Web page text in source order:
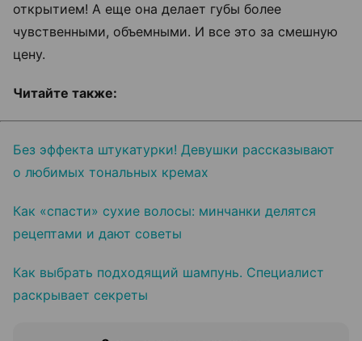
открытием! А еще она делает губы более
чувственными, объемными. И все это за смешную
цену.
Читайте также:
Без эффекта штукатурки! Девушки рассказывают
о любимых тональных кремах
Как «спасти» сухие волосы: минчанки делятся
рецептами и дают советы
Как выбрать подходящий шампунь. Специалист
раскрывает секреты